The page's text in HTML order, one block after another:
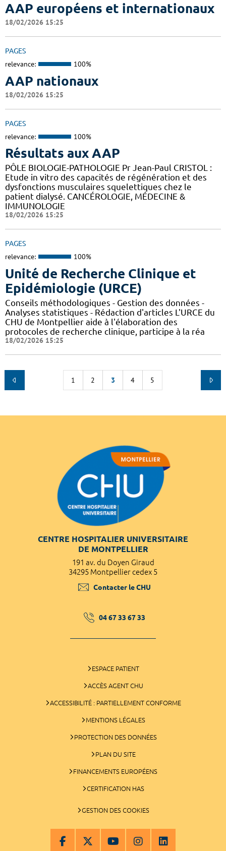
AAP européens et internationaux
18/02/2026 15:25
PAGES
relevance: 100%
AAP nationaux
18/02/2026 15:25
PAGES
relevance: 100%
Résultats aux AAP
PÔLE BIOLOGIE-PATHOLOGIE Pr Jean-Paul CRISTOL :
Etude in vitro des capacités de régénération et des
dysfonctions musculaires squelettiques chez le
patient dialysé. CANCÉROLOGIE, MÉDECINE &
IMMUNOLOGIE
18/02/2026 15:25
PAGES
relevance: 100%
Unité de Recherche Clinique et
Epidémiologie (URCE)
Conseils méthodologiques - Gestion des données -
Analyses statistiques - Rédaction d'articles L'URCE du
CHU de Montpellier aide à l'élaboration des
protocoles de recherche clinique, participe à la réa
18/02/2026 15:25
1 2 3 4 5
CENTRE HOSPITALIER UNIVERSITAIRE
DE MONTPELLIER
191 av. du Doyen Giraud
34295 Montpellier cedex 5
Contacter le CHU
04 67 33 67 33
ESPACE PATIENT
ACCÈS AGENT CHU
ACCESSIBILITÉ : PARTIELLEMENT CONFORME
MENTIONS LÉGALES
PROTECTION DES DONNÉES
PLAN DU SITE
FINANCEMENTS EUROPÉENS
CERTIFICATION HAS
GESTION DES COOKIES